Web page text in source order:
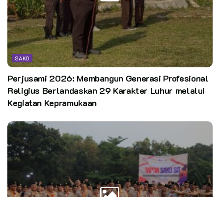
Editor:
CST
Kata Kunci:
KwarcabAsahan
pramuka
PramukaMANAsahan
sako
Scout
Setiappramukaadalahpewarta
SAKO
Perjusami 2026: Membangun Generasi Profesional
Religius Berlandaskan 29 Karakter Luhur melalui
Kegiatan Kepramukaan